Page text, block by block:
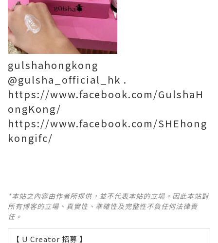
gulshahongkong
@gulsha_official_hk .
https://www.facebook.com/GulshaH
ongKong/
https://www.facebook.com/SHEhong
kongifc/
*本站之內容由作者所提供，並不代表本站的立場。因此本站對
所有博客的立場、真實性、準確性及完整性不負任何法律責
任。
【 U Creator 招募 】